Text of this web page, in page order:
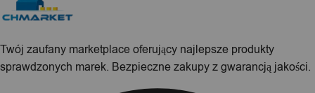
Twój zaufany marketplace oferujący najlepsze produkty
sprawdzonych marek. Bezpieczne zakupy z gwarancją jakości.